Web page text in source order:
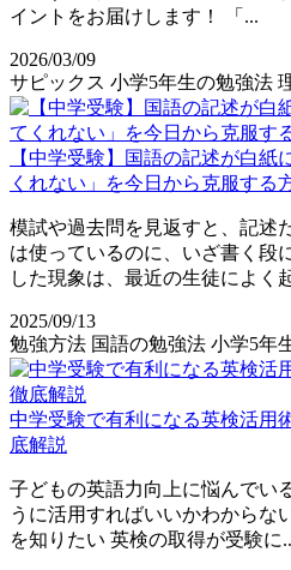
イントをお届けします！ 「...
2026/03/09
サピックス 小学5年生の勉強法
【中学受験】国語の記述が白紙
くれない」を今日から克服する
模試や過去問を見返すと、記述
は使っているのに、いざ書く段
した現象は、最近の生徒によく
2025/09/13
勉強方法 国語の勉強法 小学5年
中学受験で有利になる英検活用
底解説
子どもの英語力向上に悩んでい
うに活用すればいいかわからな
を知りたい 英検の取得が受験に